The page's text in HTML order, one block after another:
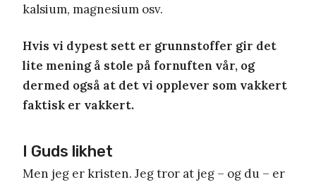
kalsium, magnesium osv.
Hvis vi dypest sett er grunnstoffer gir det
lite mening å stole på fornuften vår, og
dermed også at det vi opplever som vakkert
faktisk er vakkert.
I Guds likhet
Men jeg er kristen. Jeg tror at jeg – og du – er